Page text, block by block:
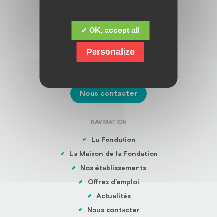
Fondation Jacques Chirac
16 boulevard de la Sarsonne,
Nous contacter
NAVIGATION
La Fondation
La Maison de la Fondation
Nos établissements
Offres d’emploi
Actualités
Nous contacter
✓ OK, accept all
Personalize